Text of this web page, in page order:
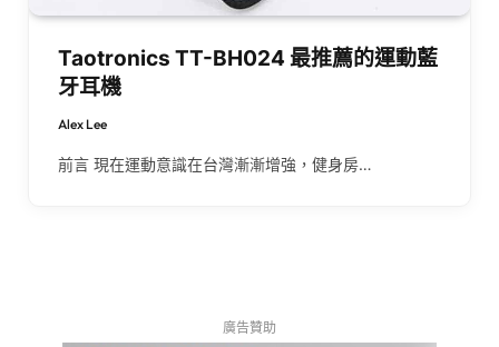
Taotronics TT-BH024 最推薦的運動藍
牙耳機
Alex Lee
前言 現在運動意識在台灣漸漸增強，健身房…
廣告贊助